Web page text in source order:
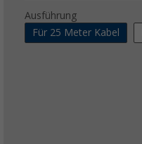
Ausführung
Für 25 Meter Kabel